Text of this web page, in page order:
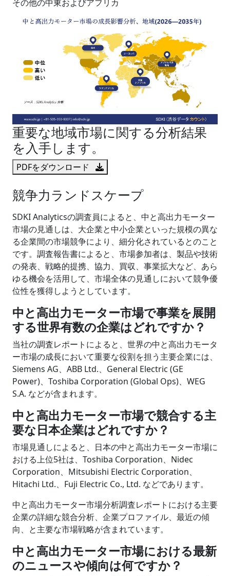
その他の中東およびアフリカ
重要な地域市場に関する分析結果
を入手します。
PDFをダウンロード
競争力ランドスケープ
SDKI Analyticsの調査員によると、中と高出力モーター
市場の見通しは、大企業と中小企業といった規模の異な
る企業間の市場競争により、細分化されているとのこと
です。調査報告書によると、市場参加者は、製品や技術
の発表、戦略的提携、協力、買収、事業拡大など、あら
ゆる機会を活用して、市場全体の見通しにおいて競争優
位性を獲得しようとしています。
中と高出力モーター市場で事業を展開
する世界有数の企業はどれですか？
当社の調査レポートによると、世界の中と高出力モータ
ー市場の成長において重要な役割を担う主要企業には、
Siemens AG、ABB Ltd.、General Electric (GE
Power)、Toshiba Corporation (Global Ops)、WEG
S.A. などが含まれます。
中と高出力モーター市場で競合する主
要な日本企業はどれですか？
市場見通しによると、日本の中と高出力モーター市場に
おける上位5社は、Toshiba Corporation、Nidec
Corporation、Mitsubishi Electric Corporation、
Hitachi Ltd.、Fuji Electric Co., Ltd. などであります。
中と高出力モーター市場分析調査レポートにおける主要
企業の詳細な競合分析、企業プロファイル、最近の傾
向、と主要な市場戦略が含まれています。
中と高出力モーター市場における最新
のニュースや傾向は何ですか？